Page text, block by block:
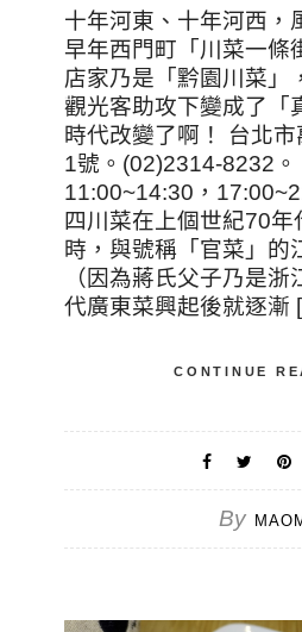
十年河東、十年河西，
早年西門町「川菜一條
店家乃是「黔園川菜」
觀光客助攻下變成了「
時代改變了啊！ 台北
1號。(02)2314-8232
11:00~14:30，
四川菜在上個世紀70年
時，與號稱「官菜」的
（因為蔣氏父子乃是
代廣東菜興起後就逐
CONTINUE
By